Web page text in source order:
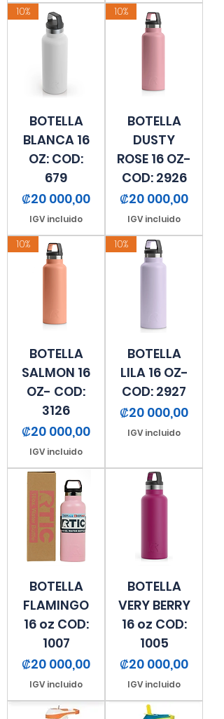
10%
BOTELLA
BLANCA 16
OZ: COD:
679
Precio
₡20 000,00
IGV incluido
10%
BOTELLA
DUSTY
ROSE 16 OZ-
COD: 2926
Precio
₡20 000,00
IGV incluido
10%
BOTELLA
SALMON 16
OZ- COD:
3126
Precio
₡20 000,00
IGV incluido
10%
BOTELLA
LILA 16 OZ-
COD: 2927
Precio
₡20 000,00
IGV incluido
BOTELLA
FLAMINGO
16 oz COD:
1007
Precio
₡20 000,00
IGV incluido
BOTELLA
VERY BERRY
16 oz COD:
1005
Precio
₡20 000,00
IGV incluido